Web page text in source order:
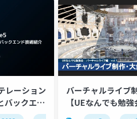
レーション
バックエン
】
バーチャルライブ
【UEなんでも勉
ルライブ編 - vol.1